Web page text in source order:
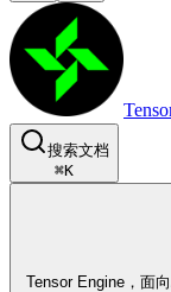
搜索文档
⌘K
Tensor Engine，面